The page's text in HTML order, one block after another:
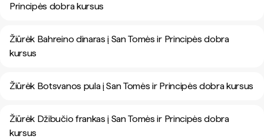
Principės dobra kursus
Žiūrėk Bahreino dinaras į San Tomės ir Principės dobra
kursus
Žiūrėk Botsvanos pula į San Tomės ir Principės dobra kursus
Žiūrėk Džibučio frankas į San Tomės ir Principės dobra
kursus